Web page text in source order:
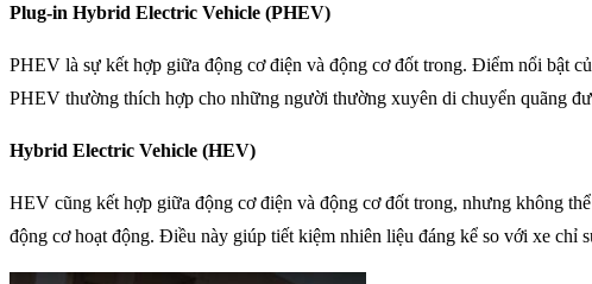
Plug-in Hybrid Electric Vehicle (PHEV)
PHEV là sự kết hợp giữa động cơ điện và động cơ đốt trong. Điểm nổi bật
PHEV thường thích hợp cho những người thường xuyên di chuyển quãng
Hybrid Electric Vehicle (HEV)
HEV cũng kết hợp giữa động cơ điện và động cơ đốt trong, nhưng không
động cơ hoạt động. Điều này giúp tiết kiệm nhiên liệu đáng kể so với xe chỉ